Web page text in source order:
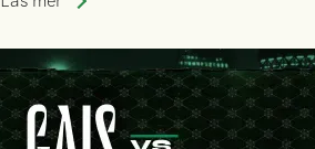
seger! Matchfoto: Mikael Josefsson &